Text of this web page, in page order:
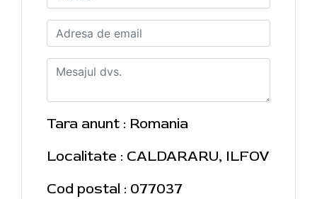
Tara anunt : Romania
Localitate : CALDARARU, ILFOV
Cod postal : 077037